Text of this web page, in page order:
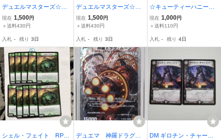
デュエルマスターズ☆ポ
スター☆デュエルロード
☆バトルアリーナ☆開
用・未使用☆A2
現在 1,500円
＋送料430円
入札 - 残り 3日
デュエルマスターズ☆ポ
スター☆デュエルロード
NEX☆開催・告知☆非売
現在 1,500円
＋送料430円
入札 - 残り 3日
☆キューティーハニー☆
トレカ☆デュエマ☆キラ
☆中古☆キズ汚れあり☆
現在 1,000円
＋送料110円
入札 - 残り 4日
シェル・フェイト RP05
デュエマ 神羅ドラグム
DM ギロチン・チャージ